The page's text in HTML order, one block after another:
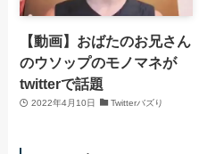
【動画】おばたのお兄さん
のウソップのモノマネが
twitterで話題
2022年4月10日 Twitterバズり